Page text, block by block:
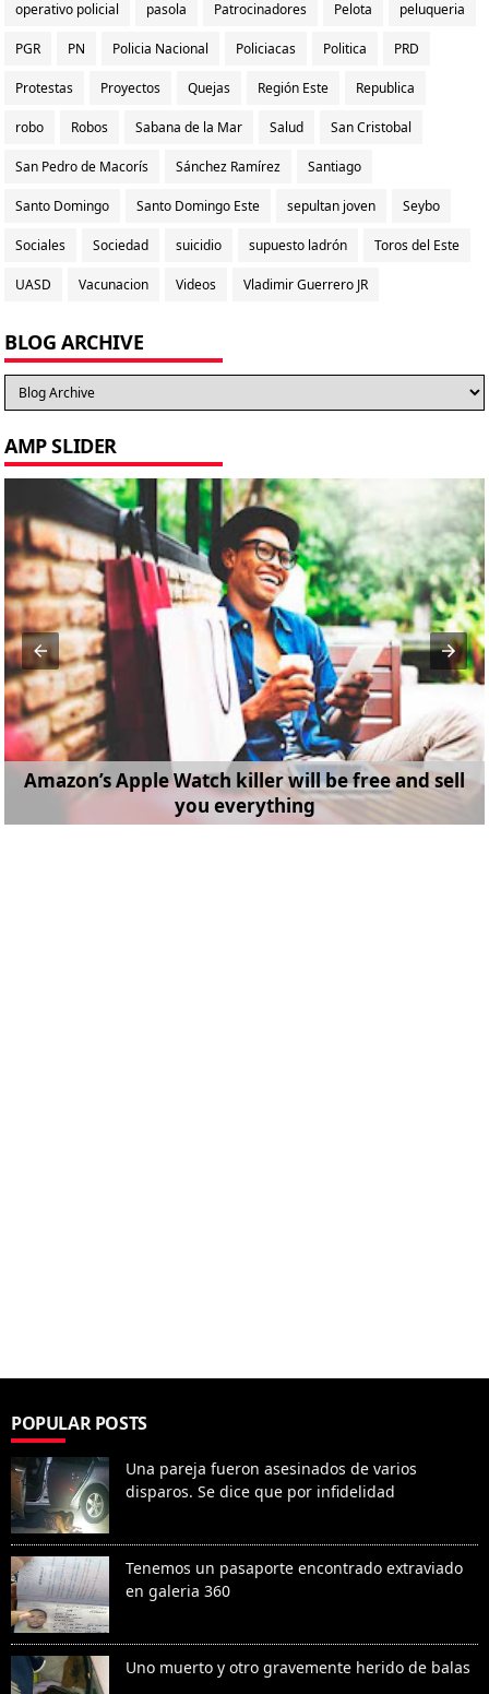
operativo policial pasola Patrocinadores Pelota peluqueria
PGR PN Policia Nacional Policiacas Politica PRD
Protestas Proyectos Quejas Región Este Republica
robo Robos Sabana de la Mar Salud San Cristobal
San Pedro de Macorís Sánchez Ramírez Santiago
Santo Domingo Santo Domingo Este sepultan joven Seybo
Sociales Sociedad suicidio supuesto ladrón Toros del Este
UASD Vacunacion Videos Vladimir Guerrero JR
BLOG ARCHIVE
AMP SLIDER
Amazon’s Apple Watch killer will be free and sell
you everything
POPULAR POSTS
Una pareja fueron asesinados de varios
disparos. Se dice que por infidelidad
Tenemos un pasaporte encontrado extraviado
en galeria 360
Uno muerto y otro gravemente herido de balas